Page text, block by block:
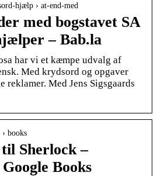
hjælp › at-end-med
med bogstavet SA
– Bab.la
har vi et kæmpe udvalg af
Med krydsord og opgaver
reklamer. Med Jens Sigsgaards
books
Sherlock –
Books